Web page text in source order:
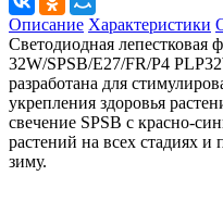
Описание Характеристики
Светодиодная лепестковая
32W/SPSB/E27/FR/P4
разработана для
укрепления здоровья
свечение SPSB с красно-
растений на всех стадиях
зиму.